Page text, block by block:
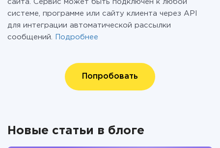
сайта. Сервис может быть подключен к любой
системе, программе или сайту клиента через API
для интеграции автоматической рассылки
сообщений.
Подробнее
Попробовать
Новые статьи в блоге